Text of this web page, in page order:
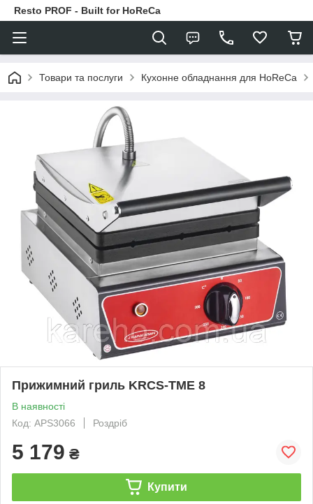
Resto PROF - Built for HoReCa
Товари та послуги Кухонне обладнання для HoReCa
Прижимний гриль KRCS-TME 8
В наявності
Код: APS3066
Роздріб
5 179 ₴
Купити